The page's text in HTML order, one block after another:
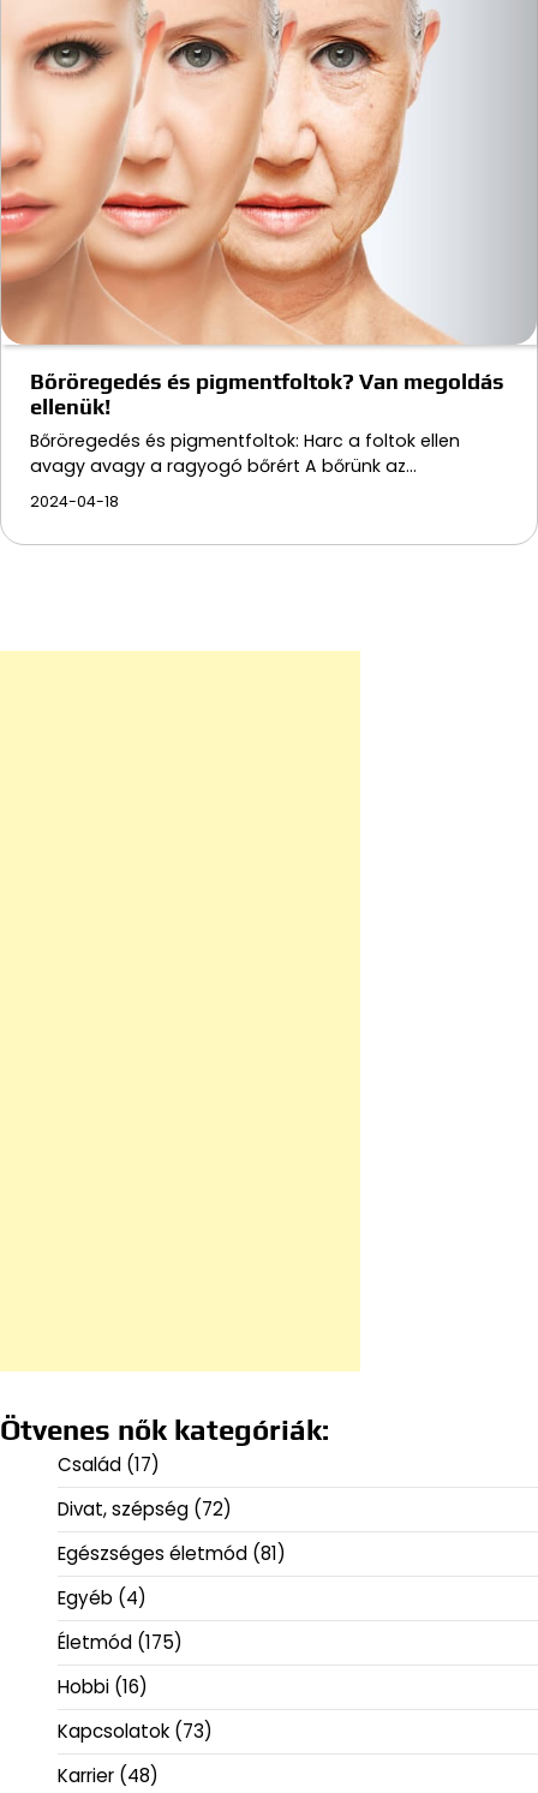
Bőröregedés és pigmentfoltok? Van megoldás
ellenük!
Bőröregedés és pigmentfoltok: Harc a foltok ellen
avagy avagy a ragyogó bőrért A bőrünk az…
2024-04-18
Ötvenes nők kategóriák:
Család (17)
Divat, szépség (72)
Egészséges életmód (81)
Egyéb (4)
Életmód (175)
Hobbi (16)
Kapcsolatok (73)
Karrier (48)